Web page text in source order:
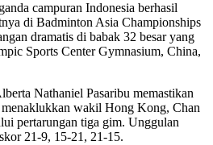
campuran Indonesia berhasil
di Badminton Asia Championships
dramatis di babak 32 besar yang
Sports Center Gymnasium, China,
Nathaniel Pasaribu memastikan
menaklukkan wakil Hong Kong, Chan
pertarungan tiga gim. Unggulan
21-9, 15-21, 21-15.